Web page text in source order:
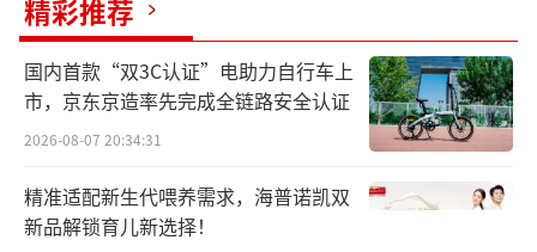
路明被公开认定3年内不适合担任上市公司董监
高。上交所在纪律处分决定书中披露的四项违
规行为包括：控股股东及其关联方非经营性资
金占用、控股股东大额违规减持股份、重大交
易未履行董事会审议程序及信息披露义务、定
期报告财务数据披露不准确等。
精彩推荐
国内首款“双3C认证”电助力自行车上
市，京东京造率先完成全链路安全认证
2026-08-07 20:34:31
精准适配新生代喂养需求，海普诺凯双
新品解锁育儿新选择！